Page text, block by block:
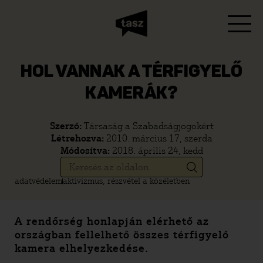
HOL VANNAK A TÉRFIGYELŐ
KAMERÁK?
Szerző: Társaság a Szabadságjogokért
Létrehozva: 2010. március 17, szerda
Módosítva: 2018. április 24, kedd
adatvédelemaktivizmus, részvétel a közéletben
A rendőrség honlapján elérhető az
országban fellelhető összes térfigyelő
kamera elhelyezkedése.